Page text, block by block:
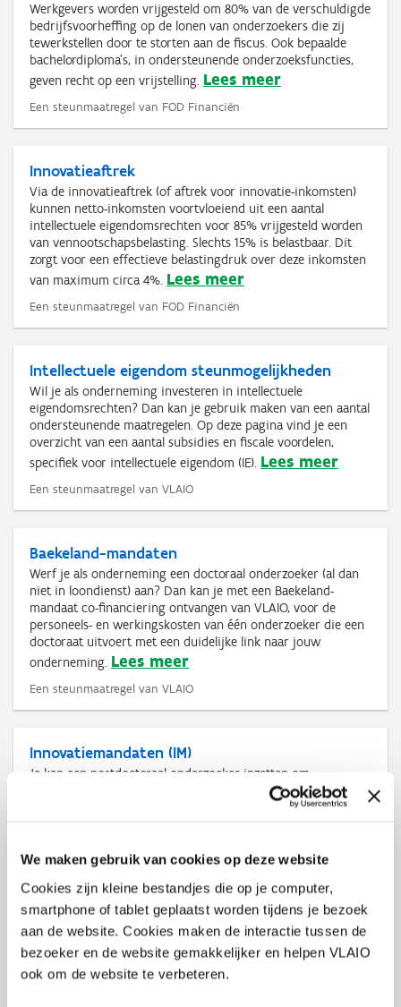
We maken gebruik van cookies op deze website
Cookies zijn kleine bestandjes die op je computer,
smartphone of tablet geplaatst worden tijdens je bezoek
aan de website. Cookies maken de interactie tussen de
bezoeker en de website gemakkelijker en helpen VLAIO
ook om de website te verbeteren.
Werkgevers worden vrijgesteld om 80% van de verschuldigde
bedrijfsvoorheffing op de lonen van onderzoekers die zij
tewerkstellen door te storten aan de fiscus. Ook bepaalde
bachelordiploma's, in ondersteunende onderzoeksfuncties,
geven recht op een vrijstelling. Lees meer
Een steunmaatregel van FOD Financiën
Innovatieaftrek
Via de innovatieaftrek (of aftrek voor innovatie-inkomsten)
kunnen netto-inkomsten voortvloeiend uit een aantal
intellectuele eigendomsrechten voor 85% vrijgesteld worden
van vennootschapsbelasting. Slechts 15% is belastbaar. Dit
zorgt voor een effectieve belastingdruk over deze inkomsten
van maximum circa 4%. Lees meer
Een steunmaatregel van FOD Financiën
Intellectuele eigendom steunmogelijkheden
Wil je als onderneming investeren in intellectuele
eigendomsrechten? Dan kan je gebruik maken van een aantal
ondersteunende maatregelen. Op deze pagina vind je een
overzicht van een aantal subsidies en fiscale voordelen,
specifiek voor intellectuele eigendom (IE). Lees meer
Een steunmaatregel van VLAIO
Baekeland-mandaten
Werf je als onderneming een doctoraal onderzoeker (al dan
niet in loondienst) aan? Dan kan je met een Baekeland-
mandaat co-financiering ontvangen van VLAIO, voor de
personeels- en werkingskosten van één onderzoeker die een
doctoraat uitvoert met een duidelijke link naar jouw
onderneming. Lees meer
Een steunmaatregel van VLAIO
Innovatiemandaten (IM)
Je kan een postdoctoraal onderzoeker inzetten om
onderzoeksresultaten te valoriseren binnen je onderneming
of binnen een nieuwe onderneming die je nog opgericht. Zo
je een subsidie krijgen van maximaal 80% (co-financiering
jaar).Lees meer
Een steunmaatregel van VLAIO